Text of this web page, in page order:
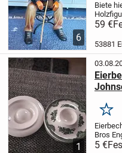
6
Biete
Fotos.
aus
59 €
53881
1
Bros
Stück
5 €